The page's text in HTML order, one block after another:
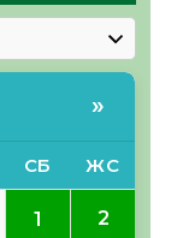
»
СБ ЖС
1 2